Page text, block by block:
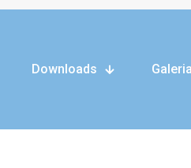
Downloads Galeria